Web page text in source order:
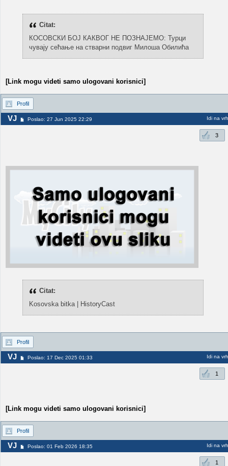
Citat:
КОСОВСКИ БОЈ КАКВОГ НЕ ПОЗНАЈЕМО: Турци
чувају сећање на стварни подвиг Милоша Обилића
[Link mogu videti samo ulogovani korisnici]
Profil
VJ Poslao: 27 Jun 2025 22:29 Idi na vrh
3
Citat:
Kosovska bitka | HistoryCast
Profil
VJ Poslao: 17 Dec 2025 01:33 Idi na vrh
1
[Link mogu videti samo ulogovani korisnici]
Profil
VJ Poslao: 01 Feb 2026 18:35 Idi na vrh
1